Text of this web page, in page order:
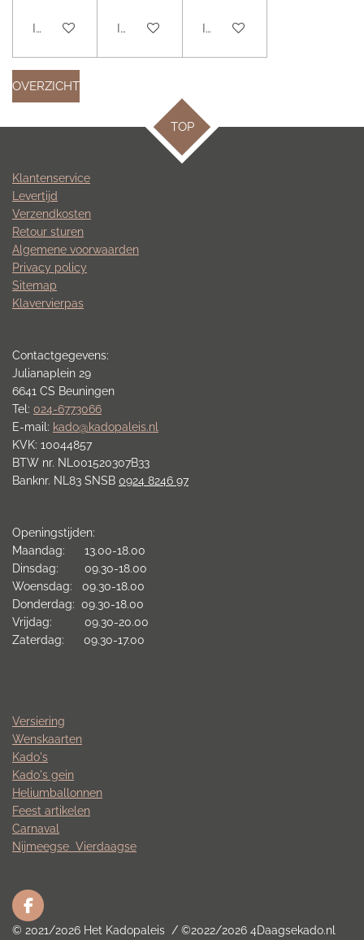
In winkelwagenIn winkelwagen In winkelwagen
OVERZICHT
TOP
Klantenservice
Levertijd
Verzendkosten
Retour sturen
Algemene voorwaarden
Privacy policy
Sitemap
Klavervierpas
Contactgegevens:
Julianaplein 29
6641 CS Beuningen
Tel: 024-6773066
E-mail: kado@kadopaleis.nl
KVK: 10044857
BTW nr. NL001520307B33
Banknr. NL83 SNSB 0924 8246 97
Openingstijden:
Maandag: 13.00-18.00
Dinsdag: 09.30-18.00
Woensdag: 09.30-18.00
Donderdag: 09.30-18.00
Vrijdag: 09.30-20.00
Zaterdag: 09.30-17.00
Versiering
Wenskaarten
Kado's
Kado's gein
Heliumballonnen
Feest artikelen
Carnaval
Nijmeegse Vierdaagse
F
a
© 2021/2026 Het Kadopaleis / ©2022/2026 4Daagsekado.nl